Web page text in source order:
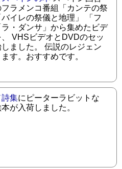
ラメンコ番組「カンテの祭
イレの祭儀と地理」 「フ
・ダンサ」から集めたビデ
VHSビデオとDVDのセッ
しました。 伝説のレジェン
す。おすすめです。
集にピーターラビットな
が入荷しました。